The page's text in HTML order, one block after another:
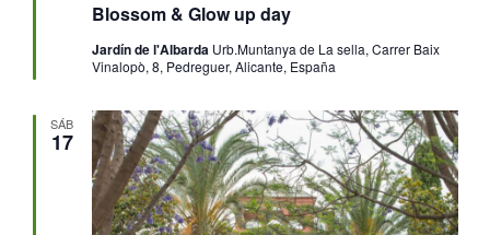
Blossom & Glow up day
Jardín de l'Albarda Urb.Muntanya de La sella, Carrer Baix
Vinalopò, 8, Pedreguer, Alicante, España
SÁB
17